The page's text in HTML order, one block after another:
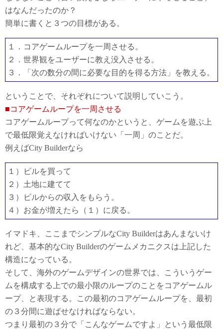
はなんだったのか？
簡単に書くと３つの目標がある。
１．コアゲームループを一周させる。
２．世界観をユーザーに教え没入させる。
３．「次の数分の間に必要な目的を得る方法」を教える。
ということで、それぞれについて説明していこう。
■コアゲームループを一周させる
コアゲームループって何なのかというと、ゲームを遊ぶ上
で最低限覚えなければいけない「一周」のことだ。
例えばCity Builderなら
１）ビルを買って
２）土地に建てて
３）ビルからの収入をもらう。
４）お金が増えたら（１）に戻る。
イマドキ、ここまでシンプルなCity Builderはあんまないけ
れど、基本的なCity Builderのゲームメカニクスは上記した
構造になっている。
そして、海外のゲームデザインの世界では、こういうゲー
ムを構成する上での最小限のループのことをコアゲームル
ープ、と表現する。この最初のコアゲームループを、最初
の３分間に遊ばせなければならない。
つまり最初の３分で「こんなゲームですよ」という最低限